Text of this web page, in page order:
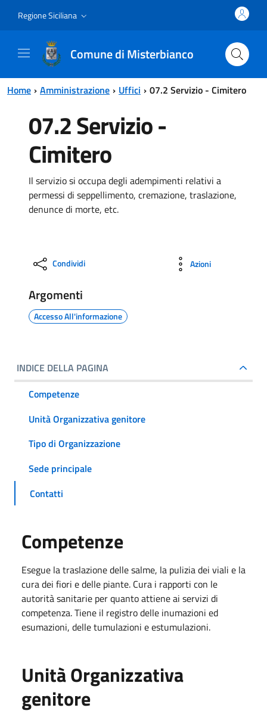
Regione Siciliana
Comune di Misterbianco
Home Amministrazione Uffici 07.2 Servizio - Cimitero
07.2 Servizio -
Cimitero
Il servizio si occupa degli adempimenti relativi a
permessi di seppellimento, cremazione, traslazione,
denunce di morte, etc.
Condividi Azioni
Argomenti
Accesso All'informazione
INDICE DELLA PAGINA
Competenze
Unità Organizzativa genitore
Tipo di Organizzazione
Sede principale
Contatti
Competenze
Esegue la traslazione delle salme, la pulizia dei viali e la
cura dei fiori e delle piante. Cura i rapporti con le
autorità sanitarie per quanto attiene ai servizi di
competenza. Tiene il registro delle inumazioni ed
esumazioni, delle tumulazioni e estumulazioni.
Unità Organizzativa
genitore